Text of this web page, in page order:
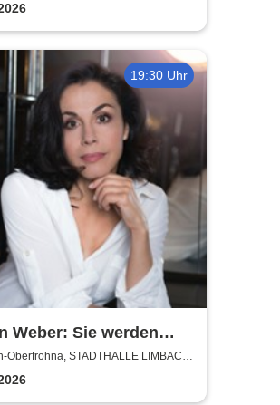
19:30 Uhr
Weber: Sie werden
- Kabarettistische
Oberfrohna, STADTHALLE LIMBACH-